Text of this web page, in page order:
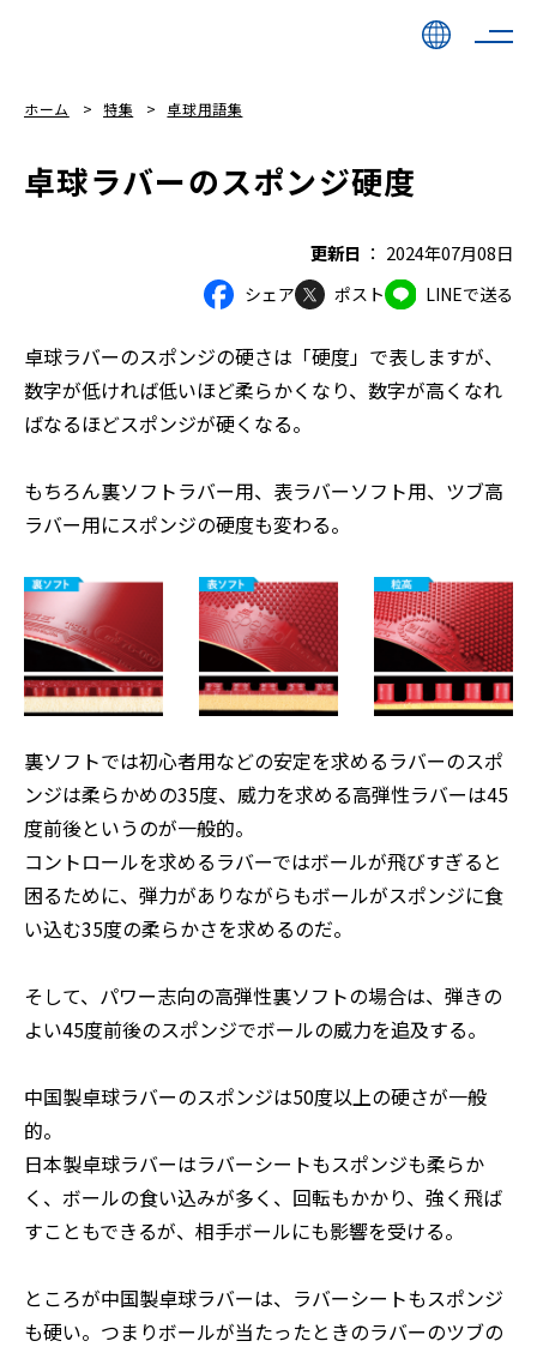
ホーム 特集 卓球用語集
卓球ラバーのスポンジ硬度
更新日 2024年07月08日
シェア ポスト LINEで送る
卓球ラバーのスポンジの硬さは「硬度」で表しますが、
数字が低ければ低いほど柔らかくなり、数字が高くなれ
ばなるほどスポンジが硬くなる。
もちろん裏ソフトラバー用、表ラバーソフト用、ツブ高
ラバー用にスポンジの硬度も変わる。
裏ソフトでは初心者用などの安定を求めるラバーのスポ
ンジは柔らかめの35度、威力を求める高弾性ラバーは45
度前後というのが一般的。
コントロールを求めるラバーではボールが飛びすぎると
困るために、弾力がありながらもボールがスポンジに食
い込む35度の柔らかさを求めるのだ。
そして、パワー志向の高弾性裏ソフトの場合は、弾きの
よい45度前後のスポンジでボールの威力を追及する。
中国製卓球ラバーのスポンジは50度以上の硬さが一般
的。
日本製卓球ラバーはラバーシートもスポンジも柔らか
く、ボールの食い込みが多く、回転もかかり、強く飛ば
すこともできるが、相手ボールにも影響を受ける。
ところが中国製卓球ラバーは、ラバーシートもスポンジ
も硬い。つまりボールが当たったときのラバーのツブの